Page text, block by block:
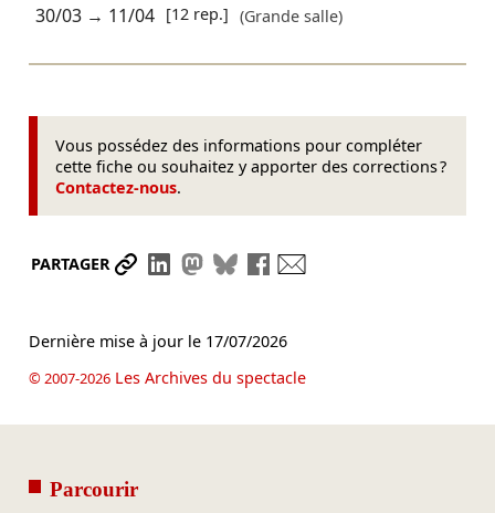
30/03→ 11/04 [12 rep.] (Grande salle)
Vous possédez des informations pour compléter
cette fiche ou souhaitez y apporter des corrections ?
Contactez-nous.
PARTAGER Partager le lien
Partager sur LinkedIn
Partager sur Mastodon
Partager sur Bluesky
Partager sur Facebook
Dernière mise à jour le 17/07/2026
© 2007-2026Les Archives du spectacle
Parcourir